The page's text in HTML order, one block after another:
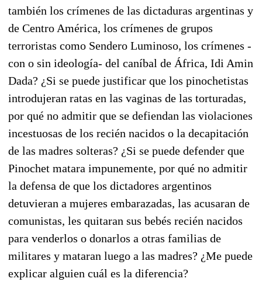
también los crímenes de las dictaduras argentinas y
de Centro América, los crímenes de grupos
terroristas como Sendero Luminoso, los crímenes -
con o sin ideología- del caníbal de África, Idi Amin
Dada? ¿Si se puede justificar que los pinochetistas
introdujeran ratas en las vaginas de las torturadas,
por qué no admitir que se defiendan las violaciones
incestuosas de los recién nacidos o la decapitación
de las madres solteras? ¿Si se puede defender que
Pinochet matara impunemente, por qué no admitir
la defensa de que los dictadores argentinos
detuvieran a mujeres embarazadas, las acusaran de
comunistas, les quitaran sus bebés recién nacidos
para venderlos o donarlos a otras familias de
militares y mataran luego a las madres? ¿Me puede
explicar alguien cuál es la diferencia?